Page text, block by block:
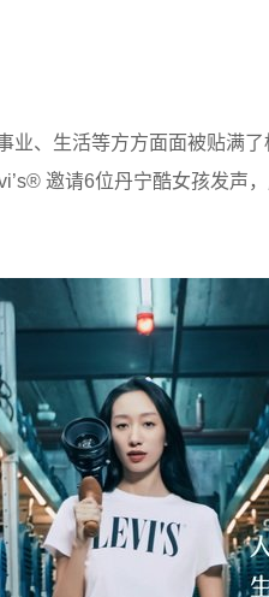
业、生活等方方面面被贴满
邀请6位丹宁酷女孩发声